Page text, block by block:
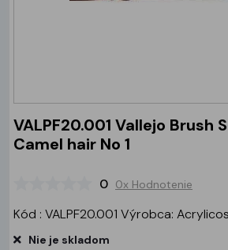
VALPF20.001 Vallejo Brush Series PF20 -
Camel hair No 1
0 0x Hodnotenie
Kód : VALPF20.001 Výrobca:
Nie je skladom